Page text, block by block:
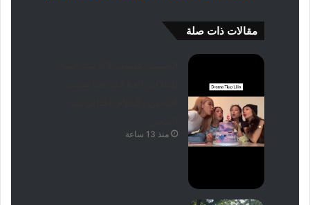
مقالات ذات صلة
منذ 13 ساعة